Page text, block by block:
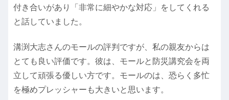
付き合いがあり「非常に細やかな対応」をしてくれる
と話していました。
溝渕大志さんのモールの評判ですが、私の親友からは
とても良い評価です。彼は、モールと防災講究会を両
立して頑張る優しい方です。モールのは、恐らく多忙
を極めプレッシャーも大きいと思います。